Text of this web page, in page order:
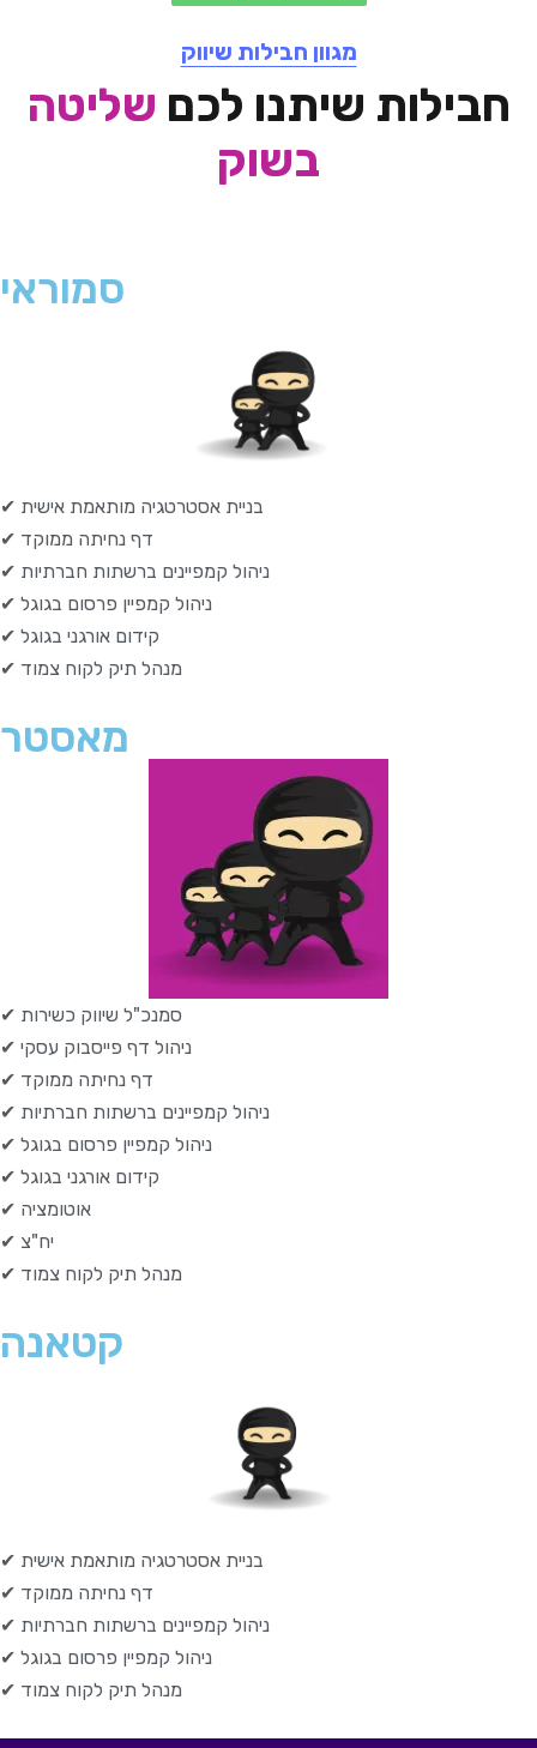
מגוון חבילות שיווק
חבילות שיתנו לכם שליטה
בשוק
סמוראי
✔ בניית אסטרטגיה מותאמת אישית
✔ דף נחיתה ממוקד
✔ ניהול קמפיינים ברשתות חברתיות
✔ ניהול קמפיין פרסום בגוגל
✔ קידום אורגני בגוגל
✔ מנהל תיק לקוח צמוד
מאסטר
✔ סמנכ"ל שיווק כשירות
✔ ניהול דף פייסבוק עסקי
✔ דף נחיתה ממוקד
✔ ניהול קמפיינים ברשתות חברתיות
✔ ניהול קמפיין פרסום בגוגל
✔ קידום אורגני בגוגל
✔ אוטומציה
✔ יח"צ
✔ מנהל תיק לקוח צמוד
קטאנה
✔ בניית אסטרטגיה מותאמת אישית
✔ דף נחיתה ממוקד
✔ ניהול קמפיינים ברשתות חברתיות
✔ ניהול קמפיין פרסום בגוגל
✔ מנהל תיק לקוח צמוד